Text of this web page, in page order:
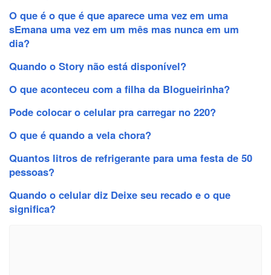
O que é o que é que aparece uma vez em uma
sEmana uma vez em um mês mas nunca em um
dia?
Quando o Story não está disponível?
O que aconteceu com a filha da Blogueirinha?
Pode colocar o celular pra carregar no 220?
O que é quando a vela chora?
Quantos litros de refrigerante para uma festa de 50
pessoas?
Quando o celular diz Deixe seu recado e o que
significa?